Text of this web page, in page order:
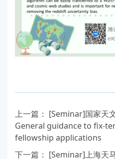
上一篇： [Seminar]国家天
General guidance to fix-
fellowship applications
下一篇： [Seminar]上海天